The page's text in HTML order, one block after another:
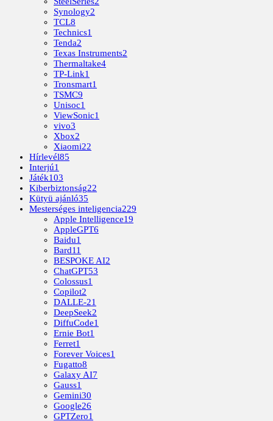
Synology2
TCL8
Technics1
Tenda2
Texas Instruments2
Thermaltake4
TP-Link1
Tronsmart1
TSMC9
Unisoc1
ViewSonic1
vivo3
Xbox2
Xiaomi22
Hírlevél85
Interjú1
Játék103
Kiberbiztonság22
Kütyü ajánló35
Mesterséges inteligencia229
Apple Intelligence19
AppleGPT6
Baidu1
Bard11
BESPOKE AI2
ChatGPT53
Colossus1
Copilot2
DALLE-21
DeepSeek2
DiffuCode1
Ernie Bot1
Ferret1
Forever Voices1
Fugatto8
Galaxy AI7
Gauss1
Gemini30
Google26
GPTZero1